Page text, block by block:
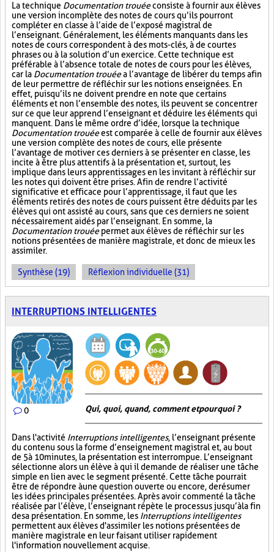
La technique Documentation trouéeconsiste à fournir aux élèves
une version incomplète des notes de cours qu’ils pourront
compléter en classe à l’aide de l’exposé magistral de
l’enseignant. Généralement, les éléments manquants dans les
notes de cours correspondent à des mots-clés, à de courtes
phrases ou à la solution d’un exercice. Cette technique est
préférable à l’absence totale de notes de cours pour les élèves,
car la Documentation trouéea l’avantage de libérer du temps afin
de leur permettre de réfléchir sur les notions enseignées. En
effet, puisqu’ils ne doivent prendre en note que certains
éléments et non l’ensemble des notes, ils peuvent se concentrer
sur ce que leur apprend l’enseignant et déduire les éléments qui
manquent. Dans le même ordre d’idée, lorsque la technique
Documentation trouéeest comparée à celle de fournir aux élèves
une version complète des notes de cours, elle présente
l’avantage de motiver ces derniers à se présenter en classe, les
incite à être plus attentifs à la présentation et, surtout, les
implique dans leurs apprentissages en les invitant à réfléchir sur
les notes qui doivent être prises. Afin de rendre l’activité
significative et efficace pour l’apprentissage, il faut que les
éléments retirés des notes de cours puissent être déduits par les
élèves qui ont assisté au cours, sans que ces derniers ne soient
nécessairement aidés par l’enseignant. En somme, la
Documentation trouéepermet aux élèves de réfléchir sur les
notions présentées de manière magistrale, et donc de mieux les
assimiler.
Synthèse (19) Réflexion individuelle (31)
INTERRUPTIONS INTELLIGENTES
0 Qui, quoi, quand, comment et pourquoi ?
Dans l'activité Interruptions intelligentes, l’enseignant présente
du contenu sous la forme d’enseignement magistral et, au bout
de 5 à 10 minutes, la présentation est interrompue. L’enseignant
sélectionne alors un élève à qui il demande de réaliser une tâche
simple en lien avec le segment présenté. Cette tâche pourrait
être de répondre à une question ouverte ou encore, de résumer
les idées principales présentées. Après avoir commenté la tâche
réalisée par l’élève, l’enseignant répète le processus jusqu’à la fin
de sa présentation. En somme, les Interruptions intelligentes
permettent aux élèves d'assimiler les notions présentées de
manière magistrale en leur faisant utiliser rapidement
l'information nouvellement acquise.